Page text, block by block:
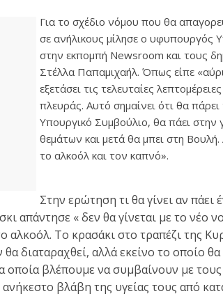
Για το σχέδιο νόμου που θα
σε ανήλικους μίλησε ο υφυπουργός
στην εκπομπή Newsroom και τους
Στέλλα Παπαμιχαήλ. Όπως είπε
εξετάσει τις τελευταίες
πλευράς. Αυτό σημαίνει ότι θα
Υπουργικό Συμβούλιο, θα πάει στην
θεμάτων και μετά θα μπει στη
το αλκοόλ και τον καπνό».
Στην ερώτηση τι θα γίνει αν πάει
απάντησε « δεν θα γίνεται με το νέο
αλκοόλ. Το κρασάκι στο τραπέζι της
διαταραχθεί, αλλά εκείνο το οποίο
οποία βλέπουμε να συμβαίνουν με τους
βλάβη της υγείας τους από